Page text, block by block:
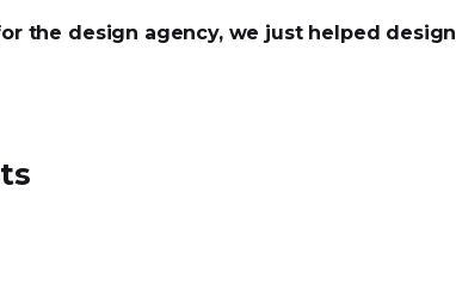
the design agency, we just helped design